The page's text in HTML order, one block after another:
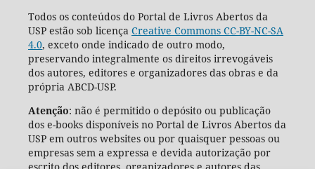
Todos os conteúdos do Portal de Livros Abertos da
USP estão sob licença Creative Commons CC-BY-NC-SA
4.0, exceto onde indicado de outro modo,
preservando integralmente os direitos irrevogáveis
dos autores, editores e organizadores das obras e da
própria ABCD-USP.
Atenção: não é permitido o depósito ou publicação
dos e-books disponíveis no Portal de Livros Abertos da
USP em outros websites ou por quaisquer pessoas ou
empresas sem a expressa e devida autorização por